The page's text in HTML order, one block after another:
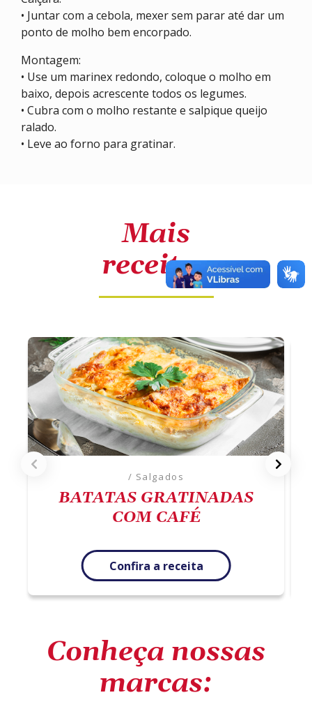
• Juntar com a cebola, mexer sem parar até dar um
ponto de molho bem encorpado.
Montagem:
• Use um marinex redondo, coloque o molho em
baixo, depois acrescente todos os legumes.
• Cubra com o molho restante e salpique queijo
ralado.
• Leve ao forno para gratinar.
Mais
receitas
/ Salgados
BATATAS GRATINADAS
COM CAFÉ
Confira a receita
Conheça nossas
marcas: